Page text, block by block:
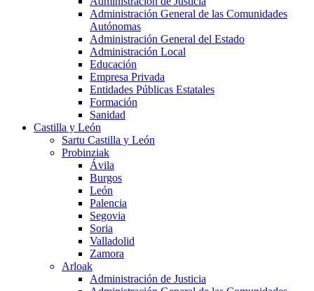
Administración General de las Comunidades
Autónomas
Administración General del Estado
Administración Local
Educación
Empresa Privada
Entidades Públicas Estatales
Formación
Sanidad
Castilla y León
Sartu Castilla y León
Probinziak
Ávila
Burgos
León
Palencia
Segovia
Soria
Valladolid
Zamora
Arloak
Administración de Justicia